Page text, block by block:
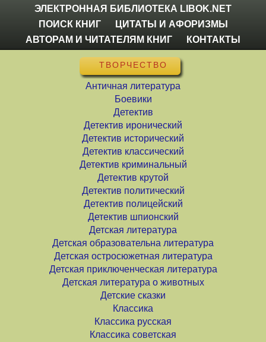
ЭЛЕКТРОННАЯ БИБЛИОТЕКА LIBOK.NET
ПОИСК КНИГ
ЦИТАТЫ И АФОРИЗМЫ
АВТОРАМ И ЧИТАТЕЛЯМ КНИГ
КОНТАКТЫ
ТВОРЧЕСТВО
Античная литература
Боевики
Детектив
Детектив иронический
Детектив исторический
Детектив классический
Детектив криминальный
Детектив крутой
Детектив политический
Детектив полицейский
Детектив шпионский
Детская литература
Детская образовательна литература
Детская остросюжетная литература
Детская приключенческая литература
Детская литература о животных
Детские сказки
Классика
Классика русская
Классика советская